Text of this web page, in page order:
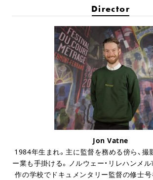
Director
Jon Vatne
1984年生まれ。主に監督を務める傍ら、撮
ー業も手掛ける。ノルウェー・リレハンメ
作の学校でドキュメンタリー監督の修士号